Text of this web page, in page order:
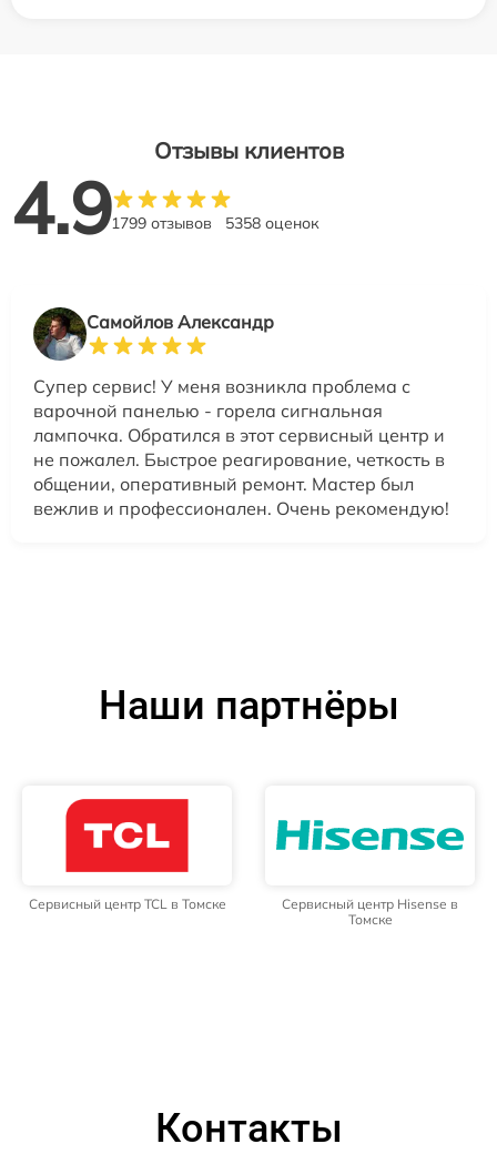
Отзывы клиентов
4.91799 отзывов 5358 оценок
Самойлов Александр
Супер сервис! У меня возникла проблема с
варочной панелью - горела сигнальная
лампочка. Обратился в этот сервисный центр и
не пожалел. Быстрое реагирование, четкость в
общении, оперативный ремонт. Мастер был
вежлив и профессионален. Очень рекомендую!
Наши партнёры
Сервисный центр TCL в Томске
Сервисный центр Hisense в
Томске
Контакты